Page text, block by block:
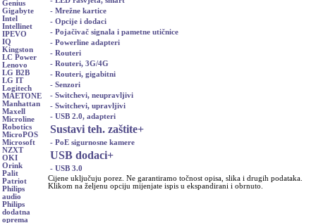
Genius
Gigabyte
Intel
Intellinet
IPEVO
IQ
Kingston
LC Power
Lenovo
LG B2B
LG IT
Logitech
MAETONE
Manhattan
Maxell
Microline
Robotics
MicroPOS
Microsoft
NZXT
OKI
Orink
Palit
Patriot
Philips
audio
Philips
dodatna
oprema
- Mrežne kartice
- Opcije i dodaci
- Pojačivač signala i pametne utičnice
- Powerline adapteri
- Routeri
- Routeri, 3G/4G
- Routeri, gigabitni
- Senzori
- Switchevi, neupravljivi
- Switchevi, upravljivi
- USB 2.0, adapteri
Sustavi teh. zaštite+
- PoE sigurnosne kamere
USB dodaci+
- USB 3.0
Cijene uključuju porez. Ne garantiramo točnost opisa, slika i drugih podataka.
Klikom na željenu opciju mijenjate ispis u ekspandirani i obrnuto.